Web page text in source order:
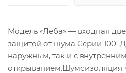
Модель «Леба» — входная
защитой от шума Серии 100
наружным, так и с внутренним
открыванием.Шумоизоляция